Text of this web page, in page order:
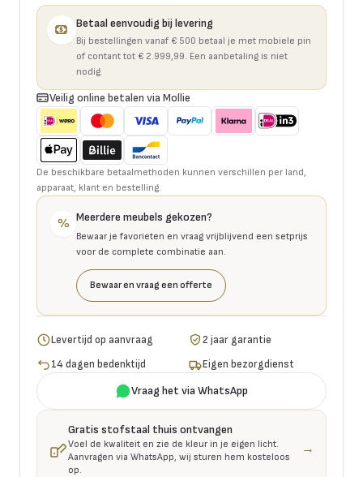
Betaal eenvoudig bij levering
Bij bestellingen vanaf € 500 betaal je met mobiele pin
of contant tot € 2.999,99. Een aanbetaling is niet
nodig.
Veilig online betalen via Mollie
De beschikbare betaalmethoden kunnen verschillen per land,
apparaat, klant en bestelling.
% Meerdere meubels gekozen?
Bewaar je favorieten en vraag vrijblijvend een setprijs
voor de complete combinatie aan.
Bewaar en vraag een offerte
Levertijd op aanvraag
2 jaar garantie
14 dagen bedenktijd
Eigen bezorgdienst
Vraag het via WhatsApp
Gratis stofstaal thuis ontvangen
Voel de kwaliteit en zie de kleur in je eigen licht.
Aanvragen via WhatsApp, wij sturen hem kosteloos
op.
→